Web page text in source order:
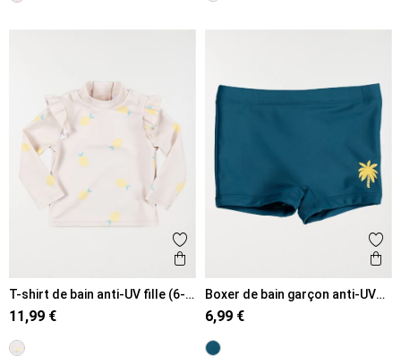
Ajouter aux favoris
Aperçu rapide
T-shirt de bain anti-UV fille (6-
36M)
11,99 €
Boxer de bain garçon anti-UV
(6-36M)
6,99 €